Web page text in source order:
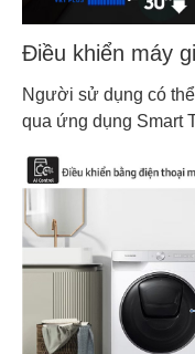
Điều khiển máy
Người sử dụng có
qua ứng dụng Smart